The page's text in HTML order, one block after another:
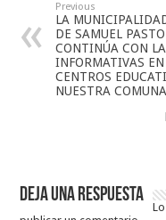
Previous
LA
DE SAMUEL
CONTINÚA CON
INFORMATIVAS EN
CENTROS
NUESTRA COMUNA
Deja una respuesta